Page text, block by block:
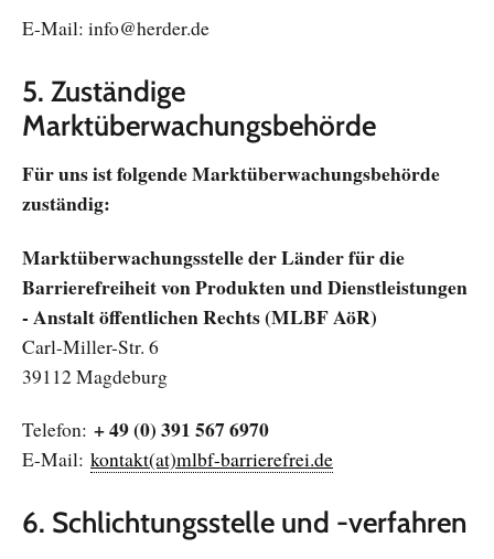
E-Mail: info@herder.de
5. Zuständige
Marktüberwachungsbehörde
Für uns ist folgende Marktüberwachungsbehörde
zuständig:
Marktüberwachungsstelle der Länder für die
Barrierefreiheit von Produkten und Dienstleistungen
- Anstalt öffentlichen Rechts (MLBF AöR)
Carl-Miller-Str. 6
39112 Magdeburg
Telefon: + 49 (0) 391 567 6970
E-Mail: kontakt(at)mlbf-barrierefrei.de
6. Schlichtungsstelle und -verfahren